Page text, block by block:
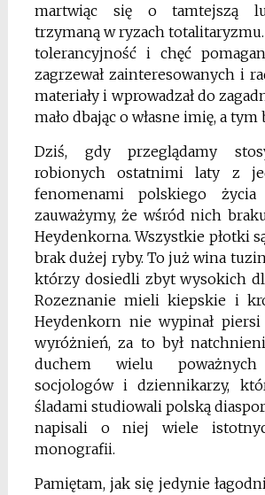
martwiąc się o tamtejszą
trzymaną w ryzach totalitaryzmu.
tolerancyjność i chęć
zagrzewał zainteresowanych i
materiały i wprowadzał do
mało dbając o własne imię, a tym
Dziś, gdy przeglądamy
robionych ostatnimi laty z
fenomenami polskiego
zauważymy, że wśród nich
Heydenkorna. Wszystkie płotki
brak dużej ryby. To już wina
którzy dosiedli zbyt wysokich
Rozeznanie mieli kiepskie i
Heydenkorn nie wypinał
wyróżnień, za to był
duchem wielu poważnych
socjologów i dziennikarzy,
śladami studiowali polską
napisali o niej wiele
monografii.
Pamiętam, jak się jedynie